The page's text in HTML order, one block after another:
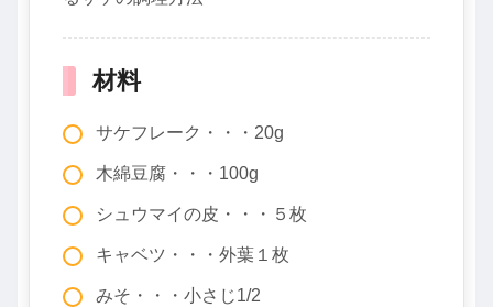
材料
サケフレーク・・・20g
木綿豆腐・・・100g
シュウマイの皮・・・５枚
キャベツ・・・外葉１枚
みそ・・・小さじ1/2